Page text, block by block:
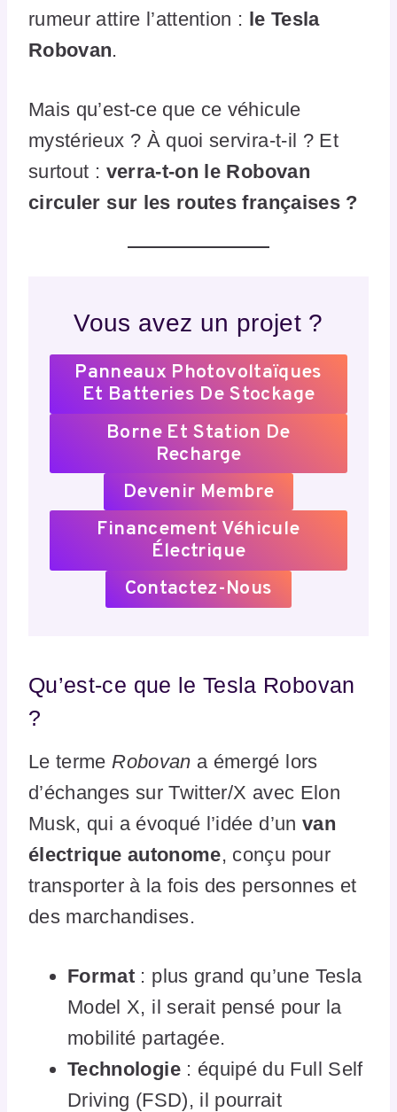
rumeur attire l’attention : le Tesla
Robovan.
Mais qu’est-ce que ce véhicule
mystérieux ? À quoi servira-t-il ? Et
surtout : verra-t-on le Robovan
circuler sur les routes françaises ?
Vous avez un projet ?
Panneaux Photovoltaïques
Et Batteries De Stockage
Borne Et Station De
Recharge
Devenir Membre
Financement Véhicule
Électrique
Contactez-Nous
Qu’est-ce que le Tesla Robovan
?
Le terme Robovan a émergé lors
d’échanges sur Twitter/X avec Elon
Musk, qui a évoqué l’idée d’un van
électrique autonome, conçu pour
transporter à la fois des personnes et
des marchandises.
Format : plus grand qu’une Tesla
Model X, il serait pensé pour la
mobilité partagée.
Technologie: équipé du Full Self
Driving (FSD), il pourrait